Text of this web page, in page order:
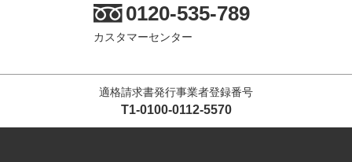
0120-535-789
カスタマーセンター
適格請求書発行事業者登録番号
T1-0100-0112-5570